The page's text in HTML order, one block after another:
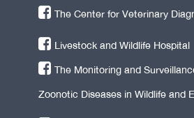
The Center for Veterinary
Livestock and Wildlife Hospital
The Monitoring and
Zoonotic Diseases in Wildlife and